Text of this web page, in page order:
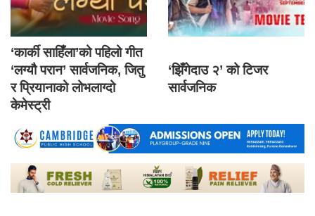
‘कार्की साहिँला’को पहिलो गीत
‘लग्यौ परान’ सार्वजनिक, जितु
र प्रियानाको लोभलाग्दो
केमेस्ट्री
‘झिँगेदाउ २’ को टिजर
सार्वजनिक